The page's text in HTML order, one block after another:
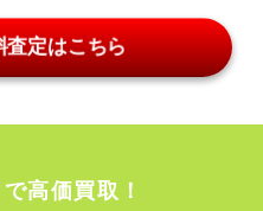
査定はこちら
高価買取！